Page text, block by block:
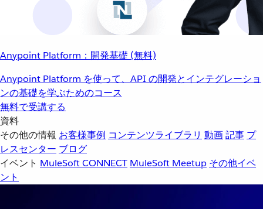
Anypoint Platform：開発基礎 (無料)
Anypoint Platform を使って、API の開発とインテグレーショ
ンの基礎を学ぶためのコース
無料で受講する
資料
その他の情報 お客様事例 コンテンツライブラリ 動画記事 プ
レスセンター ブログ
イベント MuleSoft CONNECT MuleSoft Meetup その他イベ
ント